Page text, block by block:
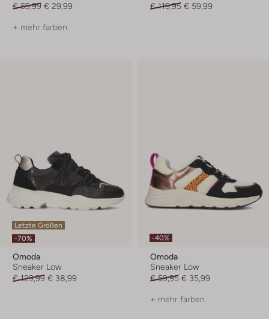
€ 59,99 € 29,99
+ mehr farben
€ 119,95 € 59,99
Letzte Größen
-70%
Omoda
Sneaker Low
€ 129,99 € 38,99
-40%
Omoda
Sneaker Low
€ 59,95 € 35,99
+ mehr farben